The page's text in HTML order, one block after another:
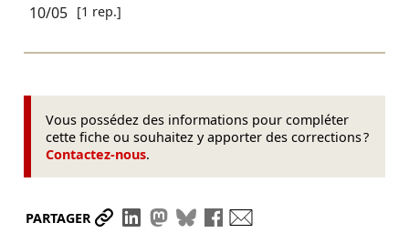
10/05 [1 rep.]
Vous possédez des informations pour compléter
cette fiche ou souhaitez y apporter des corrections ?
Contactez-nous.
PARTAGER Partager le lien
Partager sur LinkedIn
Partager sur Mastodon
Partager sur Bluesky
Partager sur Facebook